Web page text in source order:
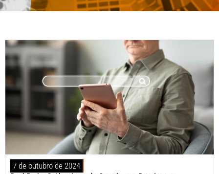
7 de outubro de 2024